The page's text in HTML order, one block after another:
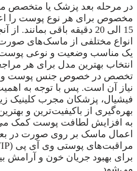
در مرحله بعد پزشک یا متخصص
مخصوص برای هر نوع پوست را
15 الی 20 دقیقه باقی بمانند.
انواع مختلفی از ماسک‌های
یک مناسب وضعیت و نوعی
انتخاب بهترین مدل برای هر
تخصص در خصوص جنس پوست و
نیاز آن است. پس با توجه به
فیشیال، پزشکان مجرب کلینیک
بهره‌گیری از باکیفیت‌ترین و
به افزایش لطافت پوست کمک
اعمال ماسک بر روی صورت در
برای بهبود جریان خون و آرامش
می‌شود.